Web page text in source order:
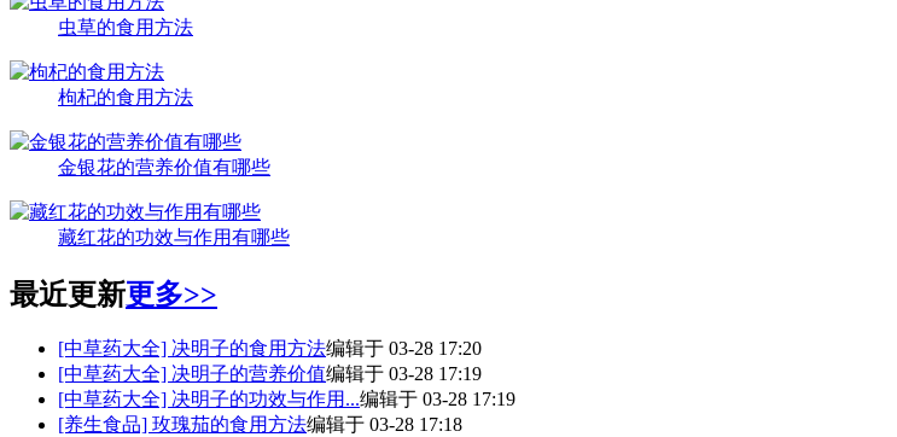
虫草的食用方法
枸杞的食用方法
金银花的营养价值有哪些
藏红花的功效与作用有哪些
最近更新更多>>
[中草药大全] 决明子的食用方法编辑于 03-28 17:20
[中草药大全] 决明子的营养价值编辑于 03-28 17:19
[中草药大全] 决明子的功效与作用...编辑于 03-28 17:19
[养生食品] 玫瑰茄的食用方法编辑于 03-28 17:18